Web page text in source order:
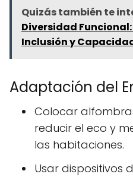
Quizás también te
Diversidad
Inclusión y
Adaptación del
Colocar
reducir el eco y
las habitaciones.
Usar dispositivos